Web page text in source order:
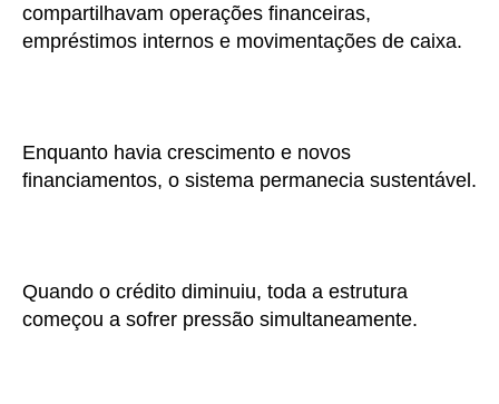
compartilhavam operações financeiras,
empréstimos internos e movimentações de caixa.
Enquanto havia crescimento e novos
financiamentos, o sistema permanecia sustentável.
Quando o crédito diminuiu, toda a estrutura
começou a sofrer pressão simultaneamente.